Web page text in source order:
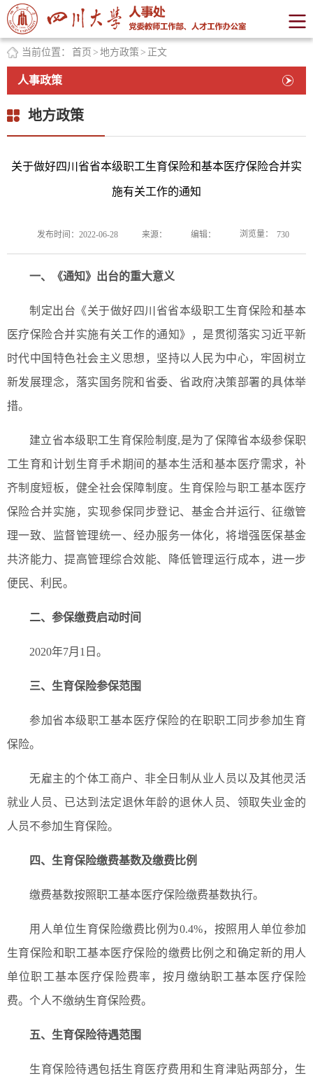
当前位置： 首页 > 地方政策 > 正文
人事政策
地方政策
关于做好四川省省本级职工生育保险和基本医疗保险合并实
施有关工作的通知
发布时间：2022-06-28 来源： 编辑： 浏览量： 730
一、《通知》出台的重大意义
制定出台《关于做好四川省省本级职工生育保险和基本
医疗保险合并实施有关工作的通知》，是贯彻落实习近平新
时代中国特色社会主义思想，坚持以人民为中心，牢固树立
新发展理念，落实国务院和省委、省政府决策部署的具体举
措。
建立省本级职工生育保险制度,是为了保障省本级参保职
工生育和计划生育手术期间的基本生活和基本医疗需求，补
齐制度短板，健全社会保障制度。生育保险与职工基本医疗
保险合并实施，实现参保同步登记、基金合并运行、征缴管
理一致、监督管理统一、经办服务一体化，将增强医保基金
共济能力、提高管理综合效能、降低管理运行成本，进一步
便民、利民。
二、参保缴费启动时间
2020年7月1日。
三、生育保险参保范围
参加省本级职工基本医疗保险的在职职工同步参加生育
保险。
无雇主的个体工商户、非全日制从业人员以及其他灵活
就业人员、已达到法定退休年龄的退休人员、领取失业金的
人员不参加生育保险。
四、生育保险缴费基数及缴费比例
缴费基数按照职工基本医疗保险缴费基数执行。
用人单位生育保险缴费比例为0.4%，按照用人单位参加
生育保险和职工基本医疗保险的缴费比例之和确定新的用人
单位职工基本医疗保险费率，按月缴纳职工基本医疗保险
费。个人不缴纳生育保险费。
五、生育保险待遇范围
生育保险待遇包括生育医疗费用和生育津贴两部分，生